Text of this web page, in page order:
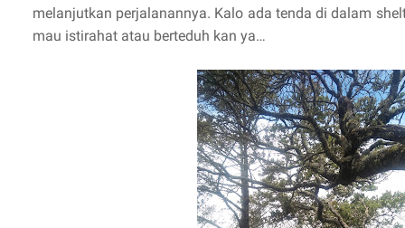
melanjutkan perjalanannya. Kalo ada tenda di dalam
mau istirahat atau berteduh kan ya…